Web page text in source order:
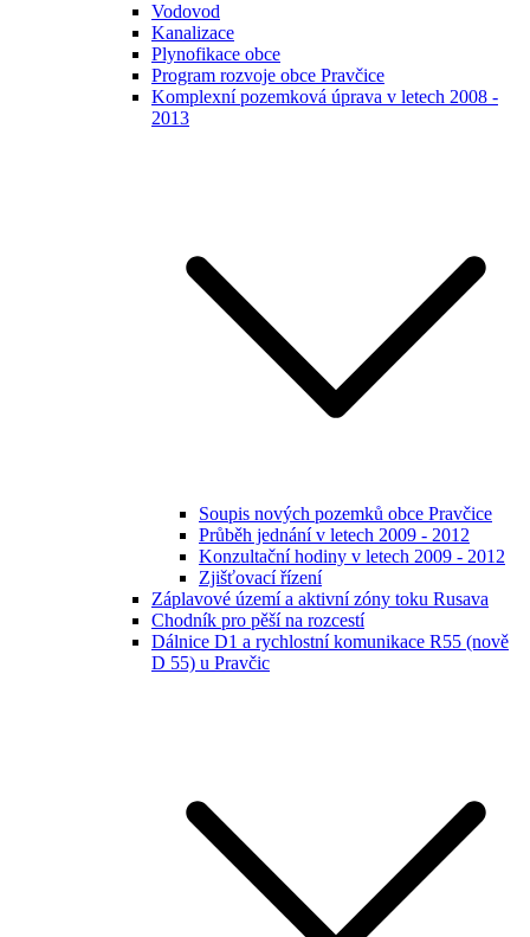
Vodovod
Kanalizace
Plynofikace obce
Program rozvoje obce Pravčice
Komplexní pozemková úprava v letech 2008 -
2013
Soupis nových pozemků obce Pravčice
Průběh jednání v letech 2009 - 2012
Konzultační hodiny v letech 2009 - 2012
Zjišťovací řízení
Záplavové území a aktivní zóny toku Rusava
Chodník pro pěší na rozcestí
Dálnice D1 a rychlostní komunikace R55 (nově
D 55) u Pravčic